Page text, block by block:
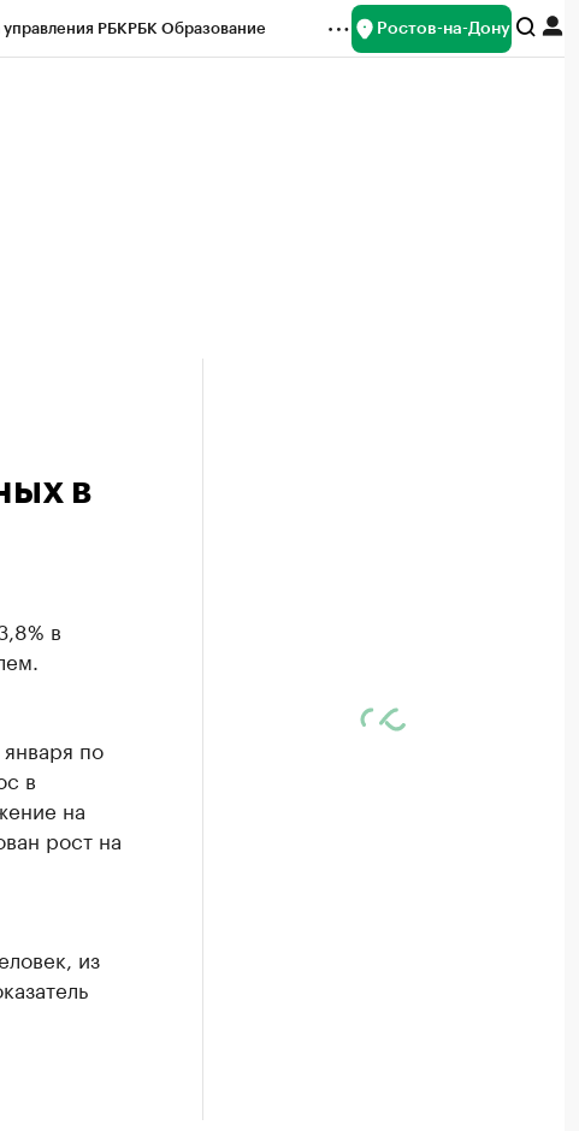
РБКРБК Образование Ростов-на-Дону
в
в
по
в
на
рост на
из